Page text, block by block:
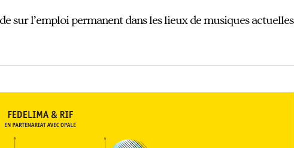
sur l’emploi permanent dans les lieux de musiques actuelles